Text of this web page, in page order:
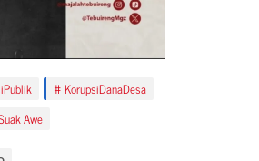
KorupsiDanaDesa
Awe